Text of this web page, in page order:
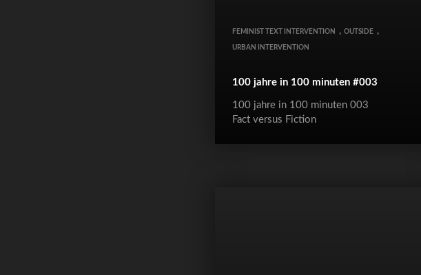
FEMINIST TEXT INTERVENTION , OUTSIDE ,
URBAN INTERVENTION
100 jahre in 100 minuten #003
100 jahre in 100 minuten 003
Fact versus Fiction